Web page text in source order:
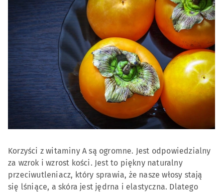
Korzyści z witaminy A są ogromne. Jest odpowiedzialny
za wzrok i wzrost kości. Jest to piękny naturalny
przeciwutleniacz, który sprawia, że nasze włosy stają
się lśniące, a skóra jest jędrna i elastyczna. Dlatego